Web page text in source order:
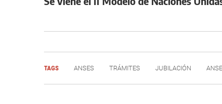
TAGS ANSES TRÁMITES JUBILACIÓN